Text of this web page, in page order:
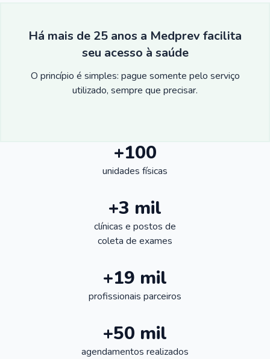
Há mais de 25 anos a Medprev facilita
seu acesso à saúde
O princípio é simples: pague somente pelo serviço
utilizado, sempre que precisar.
+100
unidades físicas
+3 mil
clínicas e postos de
coleta de exames
+19 mil
profissionais parceiros
+50 mil
agendamentos realizados